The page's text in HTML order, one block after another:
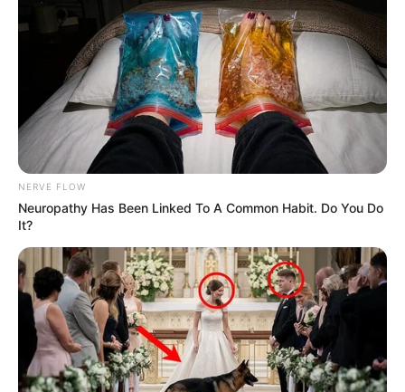
NERVE FLOW
Neuropathy Has Been Linked To A Common Habit. Do You Do
It?